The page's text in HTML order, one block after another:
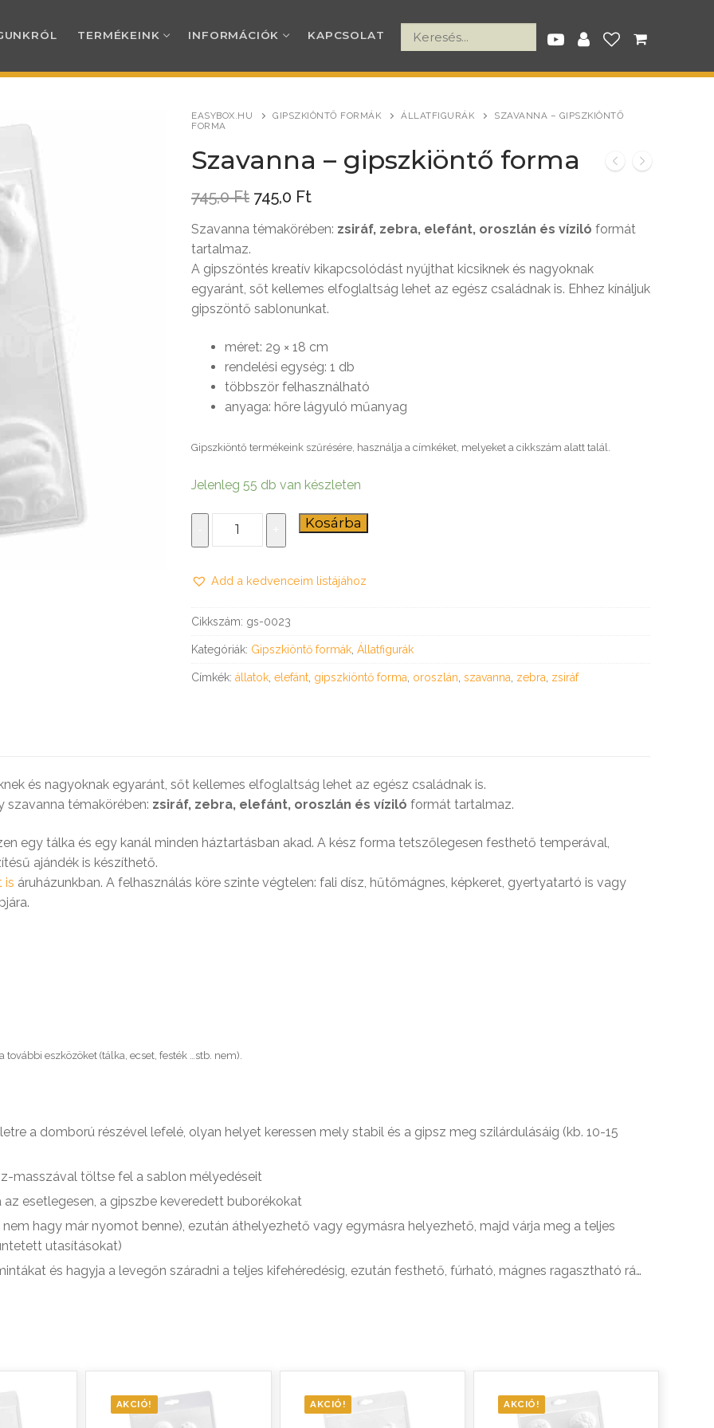
TERMÉKEINK INFORMÁCIÓK KAPCSOLAT
kínáló és csomagolóanyagok
alátétek, tálcák, tálkák, csomagoló
és tálkák
dobozok
dekli, tortadoboz
tortaalátétek
kürtős és waffletölcsérek
alátétek
dobozok
csomagolás
csomagolás
gyros csomagolás
kürtős és waffletölcsérek
hirdetési eszközök
formák
és személyes átvételi információk
tájékoztató
szerződési feltételek
EASYBOX.HU GIPSZKIÖNTŐ FORMÁK ÁLLATFIGURÁK
SZAVANNA – GIPSZKIÖNTŐ
FORMA
Szavanna – gipszkiöntő forma
745,0Ft Original
was:
745,0 FtCurrent
is:
Szavanna témakörében: zsiráf, zebra, elefánt, oroszlán és víziló formát
tartalmaz.
A gipszöntés kreatív kikapcsolódást nyújthat kicsiknek és nagyoknak
egyaránt, sőt kellemes elfoglaltság lehet az egész családnak is. Ehhez kínáljuk
gipszöntő sablonunkat.
méret: 29 × 18 cm
rendelési egység: 1 db
többször felhasználható
anyaga: hőre lágyuló műanyag
Gipszkiöntő termékeink szűrésére, használja a címkéket, melyeket a cikkszám alatt talál.
Jelenleg 55 db van készleten
Szavanna
forma
Kosárba
Add a kedvenceim listájához
Cikkszám: gs-0023
Kategóriák: Gipszkiöntő formák, Állatfigurák
Címkék: állatok, elefánt, gipszkiöntő forma, oroszlán, szavanna, zebra, zsiráf
és nagyoknak egyaránt, sőt kellemes elfoglaltság lehet az egész családnak is.
szavanna témakörében: zsiráf, zebra, elefánt, oroszlán és víziló formát tartalmaz.
egy tálka és egy kanál minden háztartásban akad. A kész forma tetszőlegesen festhető temperával,
ajándék is készíthető.
is áruházunkban. A felhasználás köre szinte végtelen: fali dísz, hűtőmágnes, képkeret, gyertyatartó is vagy
eszközöket (tálka, ecset, festék …stb. nem).
a domború részével lefelé, olyan helyet keressen mely stabil és a gipsz meg szilárdulásáig (kb. 10-15
masszával töltse fel a sablon mélyedéseit
esetlegesen, a gipszbe keveredett buborékokat
hagy már nyomot benne), ezután áthelyezhető vagy egymásra helyezhető, majd várja meg a teljes
utasításokat)
és hagyja a levegőn száradni a teljes kifehéredésig, ezután festhető, fúrható, mágnes ragasztható rá…
AKCIÓ! AKCIÓ! AKCIÓ!